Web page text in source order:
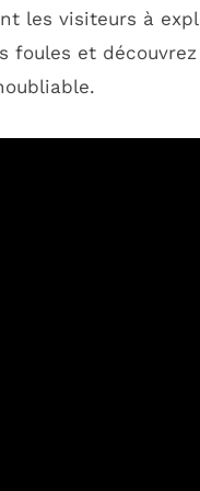
les visiteurs à
foules et découvrez